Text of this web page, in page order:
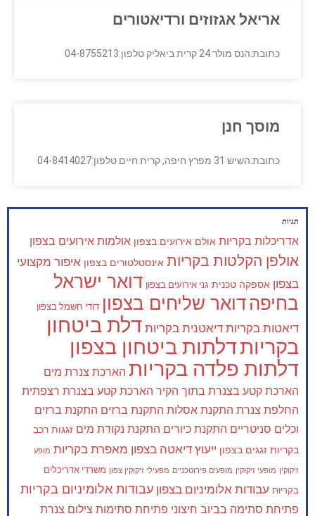
אריאל אגזוזים ורדיאטורים
כתובת:הנס מולר 24 קרית ביאליק טלפון:04-8755213
מוסך חנן
כתובת:השיש 31 מפרץ חיפה, קרית חיים טלפון:04-8414027
תגיות
אדריכלות בקריות אולם אירועים בצפון אולמות אירועים בצפון
אולפן הקלטות בקריות אינסטלטורים בצפון איפור מקצועי
בצפון אספקה טכנית גני אירועים בצפון דואר ישראל
בחיפה דואר שליחים בצפון דודי חשמל בצפון
דיאטות בקריות דיאטנית בקריות דלת ביטחון
בקריותדלתות ביטחון בצפון
דלתות פלדה בקריות הארכת צנרת מים
הארכת קטע בצנרת בתוך הקיר הארכת קטע בצנרת רצפתית
החלפת צנרת התקנת אסלות התקנת ברזים התקנת ברזים
וכלים סניטריים התקנת כיורים התקנת נקודת מים זגגות רכב
בקריות זגגים בצפון ייעוץ דיאטה בצפון מאפרת בקריות מופע
זיקוקין מופעי זיקוקין מופעים פירוטכניים מפעילי זיקוקין צפון משרדי אדריכלים
בקריות עבודות אלומיניום בצפון עבודות אלומיניום בקריות
פתיחת סתימה בביוב חיצוני פתיחת סתימות צילום צנרת